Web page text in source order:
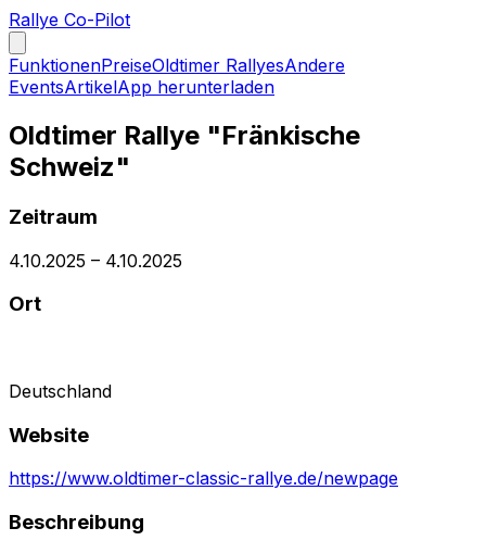
Rallye Co-Pilot
FunktionenPreiseOldtimer RallyesAndere
EventsArtikelApp herunterladen
Oldtimer Rallye "Fränkische
Schweiz"
Zeitraum
4.10.2025 – 4.10.2025
Ort
Deutschland
Website
https://www.oldtimer-classic-rallye.de/newpage
Beschreibung